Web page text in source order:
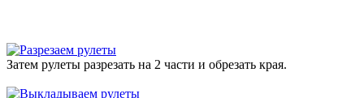
Затем рулеты разрезать на 2 части и обрезать края.